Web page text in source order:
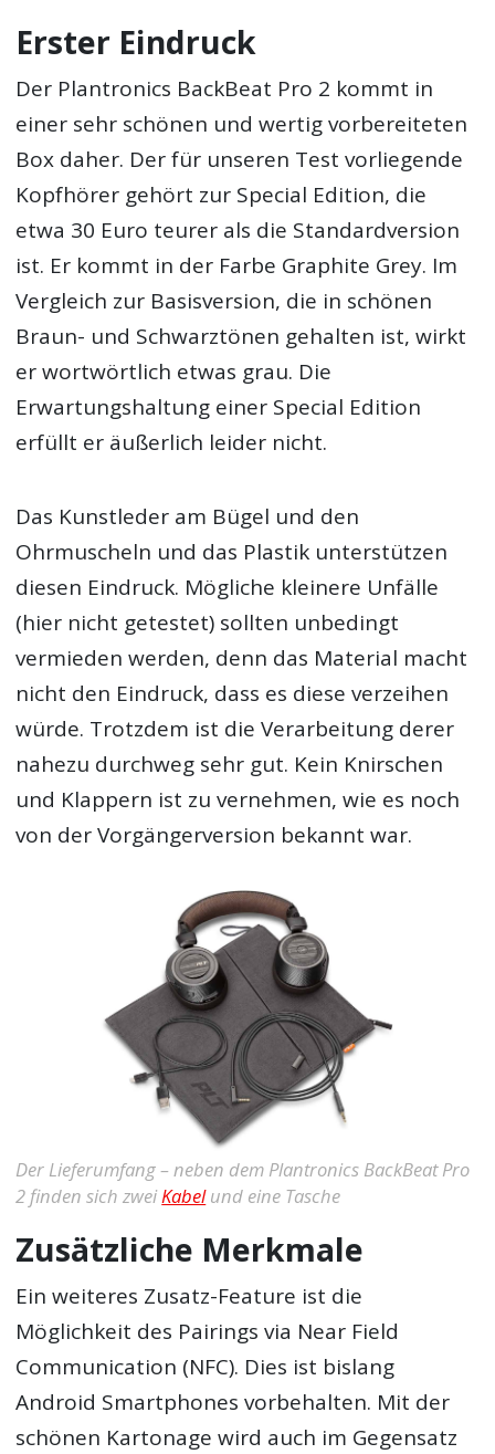
Erster Eindruck
Der Plantronics BackBeat Pro 2 kommt in
einer sehr schönen und wertig vorbereiteten
Box daher. Der für unseren Test vorliegende
Kopfhörer gehört zur Special Edition, die
etwa 30 Euro teurer als die Standardversion
ist. Er kommt in der Farbe Graphite Grey. Im
Vergleich zur Basisversion, die in schönen
Braun- und Schwarztönen gehalten ist, wirkt
er wortwörtlich etwas grau. Die
Erwartungshaltung einer Special Edition
erfüllt er äußerlich leider nicht.
Das Kunstleder am Bügel und den
Ohrmuscheln und das Plastik unterstützen
diesen Eindruck. Mögliche kleinere Unfälle
(hier nicht getestet) sollten unbedingt
vermieden werden, denn das Material macht
nicht den Eindruck, dass es diese verzeihen
würde. Trotzdem ist die Verarbeitung derer
nahezu durchweg sehr gut. Kein Knirschen
und Klappern ist zu vernehmen, wie es noch
von der Vorgängerversion bekannt war.
Der Lieferumfang – neben dem Plantronics BackBeat Pro
2 finden sich zwei Kabelund eine Tasche
Zusätzliche Merkmale
Ein weiteres Zusatz-Feature ist die
Möglichkeit des Pairings via Near Field
Communication (NFC). Dies ist bislang
Android Smartphones vorbehalten. Mit der
schönen Kartonage wird auch im Gegensatz